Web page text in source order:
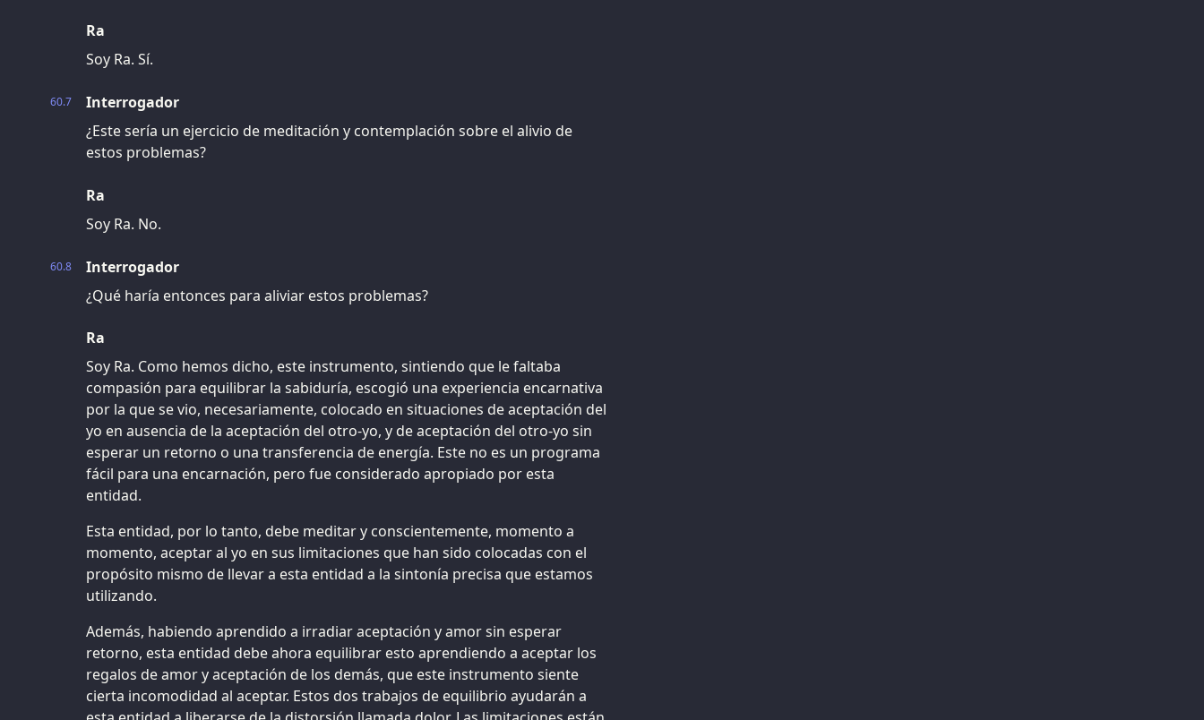
Ra
Soy Ra. Sí.
60.7
Interrogador
¿Este sería un ejercicio de meditación y contemplación sobre el alivio de
estos problemas?
Ra
Soy Ra. No.
60.8
Interrogador
¿Qué haría entonces para aliviar estos problemas?
Ra
Soy Ra. Como hemos dicho, este instrumento, sintiendo que le faltaba
compasión para equilibrar la sabiduría, escogió una experiencia encarnativa
por la que se vio, necesariamente, colocado en situaciones de aceptación del
yo en ausencia de la aceptación del otro-yo, y de aceptación del otro-yo sin
esperar un retorno o una transferencia de energía. Este no es un programa
fácil para una encarnación, pero fue considerado apropiado por esta
entidad.
Esta entidad, por lo tanto, debe meditar y conscientemente, momento a
momento, aceptar al yo en sus limitaciones que han sido colocadas con el
propósito mismo de llevar a esta entidad a la sintonía precisa que estamos
utilizando.
Además, habiendo aprendido a irradiar aceptación y amor sin esperar
retorno, esta entidad debe ahora equilibrar esto aprendiendo a aceptar los
regalos de amor y aceptación de los demás, que este instrumento siente
cierta incomodidad al aceptar. Estos dos trabajos de equilibrio ayudarán a